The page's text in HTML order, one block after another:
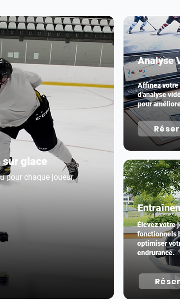
glace
pour chaque joueur.
Analyse
Affinez votre
d'analyse
pour
Élevez votre
fonctionnels
optimiser
endrurance.